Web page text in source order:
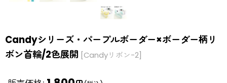
Candyシリーズ・パープルボーダー×ボーダー柄リ
ボン首輪/2色展開 [Candyリボン-2]